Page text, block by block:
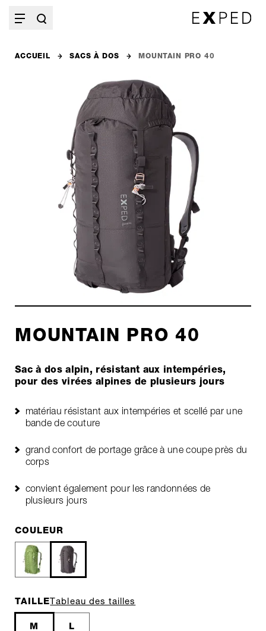
ACCUEIL SACS À DOS MOUNTAIN PRO 40
MOUNTAIN PRO 40
Sac à dos alpin, résistant aux intempéries,
pour des virées alpines de plusieurs jours
matériau résistant aux intempéries et scellé par une
bande de couture
grand confort de portage grâce à une coupe près du
corps
convient également pour les randonnées de
plusieurs jours
COULEUR
TAILLETableau des tailles
M L